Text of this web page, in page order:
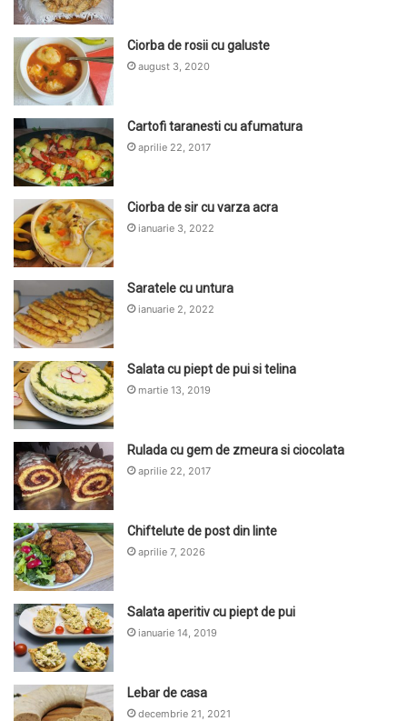
Ciorba de rosii cu galuste
august 3, 2020
Cartofi taranesti cu afumatura
aprilie 22, 2017
Ciorba de sir cu varza acra
ianuarie 3, 2022
Saratele cu untura
ianuarie 2, 2022
Salata cu piept de pui si telina
martie 13, 2019
Rulada cu gem de zmeura si ciocolata
aprilie 22, 2017
Chiftelute de post din linte
aprilie 7, 2026
Salata aperitiv cu piept de pui
ianuarie 14, 2019
Lebar de casa
decembrie 21, 2021